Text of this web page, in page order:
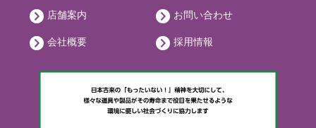
店舗案内 お問い合わせ
会社概要 採用情報